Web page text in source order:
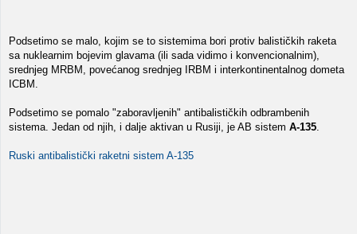
Podsetimo se malo, kojim se to sistemima bori protiv balističkih raketa
sa nuklearnim bojevim glavama (ili sada vidimo i konvencionalnim),
srednjeg MRBM, povećanog srednjeg IRBM i interkontinentalnog dometa
ICBM.
Podsetimo se pomalo "zaboravljenih" antibalističkih odbrambenih
sistema. Jedan od njih, i dalje aktivan u Rusiji, je AB sistem A-135.
Ruski antibalistički raketni sistem A-135